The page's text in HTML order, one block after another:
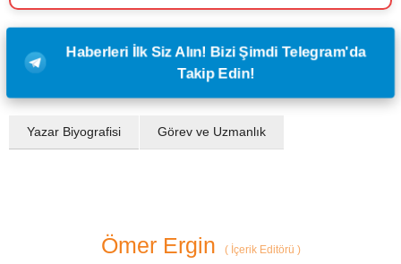
Haberleri İlk Siz Alın! Bizi Şimdi Telegram'da
Takip Edin!
Yazar Biyografisi Görev ve Uzmanlık
Ömer Ergin (İçerik Editörü )